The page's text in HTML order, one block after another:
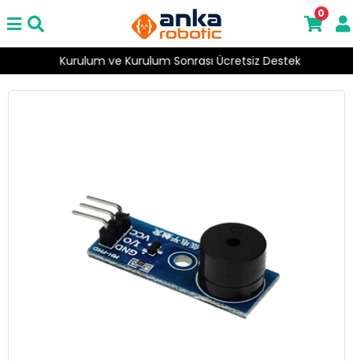
Kurulum ve Kurulum Sonrası Ücretsiz Destek
0